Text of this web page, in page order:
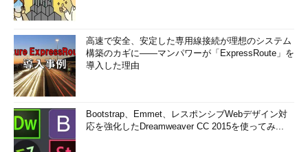
高速で安全、安定した専用線接続が理想のシステム
構築のカギに――マンパワーが「ExpressRoute」を
導入した理由
Bootstrap、Emmet、レスポンシブWebデザイン対
応を強化したDreamweaver CC 2015を使ってみ...